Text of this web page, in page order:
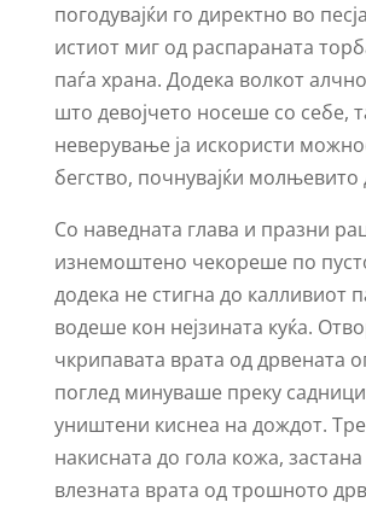
погодувајќи го директно во
истиот миг од распараната
паѓа храна. Додека волкот
што девојчето носеше со себе,
неверување ја искористи
бегство, почнувајќи молњевито
Со наведната глава и празни
изнемоштено чекореше по
додека не стигна до калливиот
водеше кон нејзината куќа.
чкрипавата врата од дрвената
поглед минуваше преку
уништени киснеа на дождот.
накисната до гола кожа,
влезната врата од трошното